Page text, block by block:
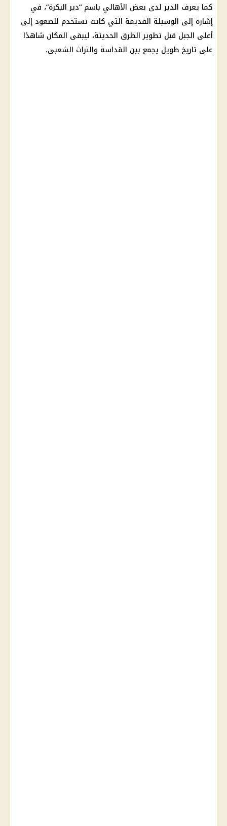
كما يعرف الدير لدى بعض الأهالي باسم “دير البكرة”، في
إشارة إلى الوسيلة القديمة التي كانت تستخدم للصعود إلى
أعلى الجبل قبل تطوير الطرق الحديثة، ليبقى المكان شاهدًا
على تاريخ طويل يجمع بين القداسة والتراث الشعبي.